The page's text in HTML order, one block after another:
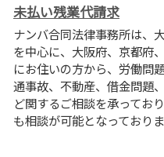
未払い残業代請求
ナンバ合同法律事務所は、
を中心に、大阪府、京都府
にお住いの方から、労働問
通事故、不動産、借金問題
ど関するご相談を承ってお
も相談が可能となっており